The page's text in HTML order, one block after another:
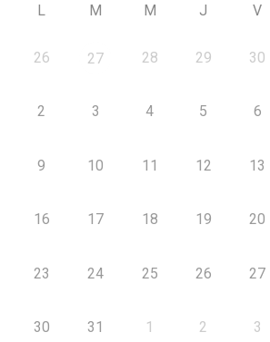
L M M J V
26 27 28 29 30
2 3 4 5 6
9 10 11 12 13
16 17 18 19 20
23 24 25 26 27
30 31 1 2 3